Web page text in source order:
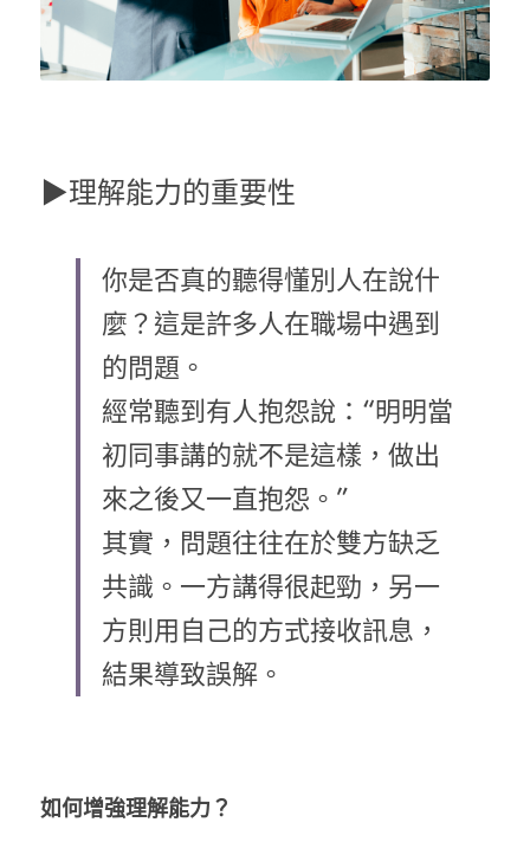
▶理解能力的重要性
你是否真的聽得懂別人在說什
麼？這是許多人在職場中遇到
的問題。
經常聽到有人抱怨說：“明明當
初同事講的就不是這樣，做出
來之後又一直抱怨。”
其實，問題往往在於雙方缺乏
共識。一方講得很起勁，另一
方則用自己的方式接收訊息，
結果導致誤解。
如何增強理解能力？